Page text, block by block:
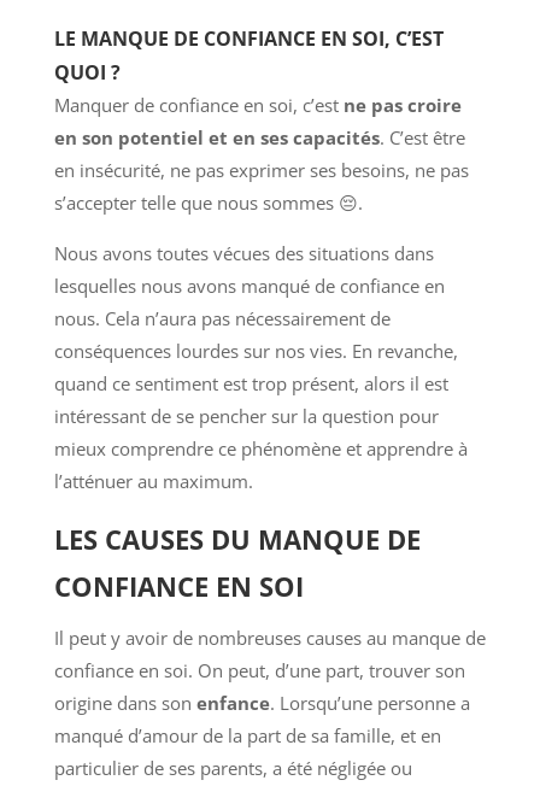
LE MANQUE DE CONFIANCE EN SOI, C’EST
QUOI ?
Manquer de confiance en soi, c’est ne pas croire
en son potentiel et en ses capacités. C’est être
en insécurité, ne pas exprimer ses besoins, ne pas
s’accepter telle que nous sommes 😔.
Nous avons toutes vécues des situations dans
lesquelles nous avons manqué de confiance en
nous. Cela n’aura pas nécessairement de
conséquences lourdes sur nos vies. En revanche,
quand ce sentiment est trop présent, alors il est
intéressant de se pencher sur la question pour
mieux comprendre ce phénomène et apprendre à
l’atténuer au maximum.
LES CAUSES DU MANQUE DE
CONFIANCE EN SOI
Il peut y avoir de nombreuses causes au manque de
confiance en soi. On peut, d’une part, trouver son
origine dans son enfance. Lorsqu’une personne a
manqué d’amour de la part de sa famille, et en
particulier de ses parents, a été négligée ou